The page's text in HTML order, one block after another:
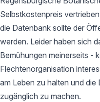
Selbstkostenpreis
die Datenbank sollte der
werden. Leider haben sich
Bemühungen meinerseits -
Flechtenorganisation
am Leben zu halten und
zugänglich zu machen.